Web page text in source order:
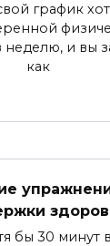
график
неделю, и вы
как
бы 30 минут